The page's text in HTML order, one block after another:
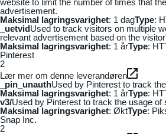
advertisement.
Maksimal lagringsvarighet: 1 dagType:
_uetvidUsed to track visitors on multiple
relevant advertisement based on the
Maksimal lagringsvarighet: 1 årType:
Pinterest
2
Lær mer om denne leverandøren
_pin_unauthUsed by Pinterest to track
Maksimal lagringsvarighet: 1 årType:
v3/Used by Pinterest to track the usage of
Maksimal lagringsvarighet: ØktType:
Snap Inc.
2